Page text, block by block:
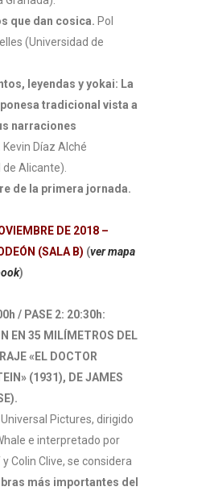
que dan cosica. Pol
(Universidad de
leyendas y yokai: La
tradicional vista a
narraciones
Kevin Díaz Alché
Alicante).
de la primera jornada.
DE 2018 –
(SALA B) (ver mapa
)
/ PASE 2: 20:30h:
EN 35 MILÍMETROS DEL
«EL DOCTOR
(1931), DE JAMES
Pictures, dirigido
e interpretado por
Colin Clive, se considera
más importantes del